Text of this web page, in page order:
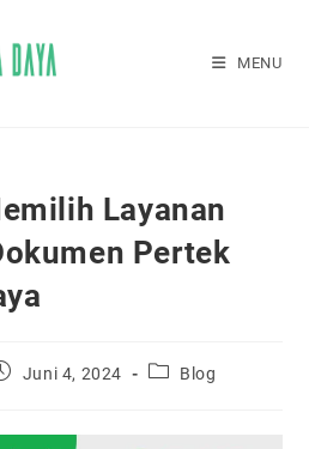
MENU
Layanan
Pertek
Juni 4, 2024
PostBlog